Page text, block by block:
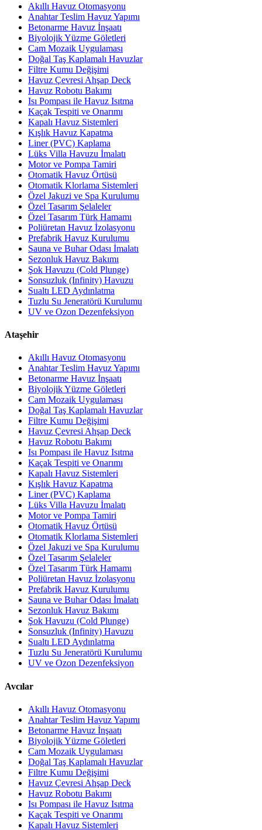
Akıllı Havuz Otomasyonu
Anahtar Teslim Havuz Yapımı
Betonarme Havuz İnşaatı
Biyolojik Yüzme Göletleri
Cam Mozaik Uygulaması
Doğal Taş Kaplamalı Havuzlar
Filtre Kumu Değişimi
Havuz Çevresi Ahşap Deck
Havuz Robotu Bakımı
Isı Pompası ile Havuz Isıtma
Kaçak Tespiti ve Onarımı
Kapalı Havuz Sistemleri
Kışlık Havuz Kapatma
Liner (PVC) Kaplama
Lüks Villa Havuzu İmalatı
Motor ve Pompa Tamiri
Otomatik Havuz Örtüsü
Otomatik Klorlama Sistemleri
Özel Jakuzi ve Spa Kurulumu
Özel Tasarım Şelaleler
Özel Tasarım Türk Hamamı
Poliüretan Havuz İzolasyonu
Prefabrik Havuz Kurulumu
Sauna ve Buhar Odası İmalatı
Sezonluk Havuz Bakımı
Şok Havuzu (Cold Plunge)
Sonsuzluk (Infinity) Havuzu
Sualtı LED Aydınlatma
Tuzlu Su Jeneratörü Kurulumu
UV ve Ozon Dezenfeksiyon
Ataşehir
Akıllı Havuz Otomasyonu
Anahtar Teslim Havuz Yapımı
Betonarme Havuz İnşaatı
Biyolojik Yüzme Göletleri
Cam Mozaik Uygulaması
Doğal Taş Kaplamalı Havuzlar
Filtre Kumu Değişimi
Havuz Çevresi Ahşap Deck
Havuz Robotu Bakımı
Isı Pompası ile Havuz Isıtma
Kaçak Tespiti ve Onarımı
Kapalı Havuz Sistemleri
Kışlık Havuz Kapatma
Liner (PVC) Kaplama
Lüks Villa Havuzu İmalatı
Motor ve Pompa Tamiri
Otomatik Havuz Örtüsü
Otomatik Klorlama Sistemleri
Özel Jakuzi ve Spa Kurulumu
Özel Tasarım Şelaleler
Özel Tasarım Türk Hamamı
Poliüretan Havuz İzolasyonu
Prefabrik Havuz Kurulumu
Sauna ve Buhar Odası İmalatı
Sezonluk Havuz Bakımı
Şok Havuzu (Cold Plunge)
Sonsuzluk (Infinity) Havuzu
Sualtı LED Aydınlatma
Tuzlu Su Jeneratörü Kurulumu
UV ve Ozon Dezenfeksiyon
Avcılar
Akıllı Havuz Otomasyonu
Anahtar Teslim Havuz Yapımı
Betonarme Havuz İnşaatı
Biyolojik Yüzme Göletleri
Cam Mozaik Uygulaması
Doğal Taş Kaplamalı Havuzlar
Filtre Kumu Değişimi
Havuz Çevresi Ahşap Deck
Havuz Robotu Bakımı
Isı Pompası ile Havuz Isıtma
Kaçak Tespiti ve Onarımı
Kapalı Havuz Sistemleri